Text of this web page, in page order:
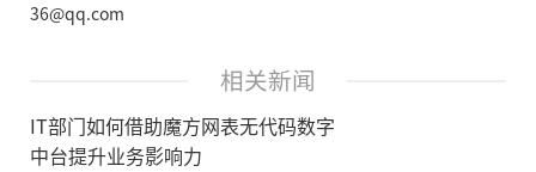
36@qq.com
相关新闻
IT部门如何借助魔方网表无代码数字
中台提升业务影响力